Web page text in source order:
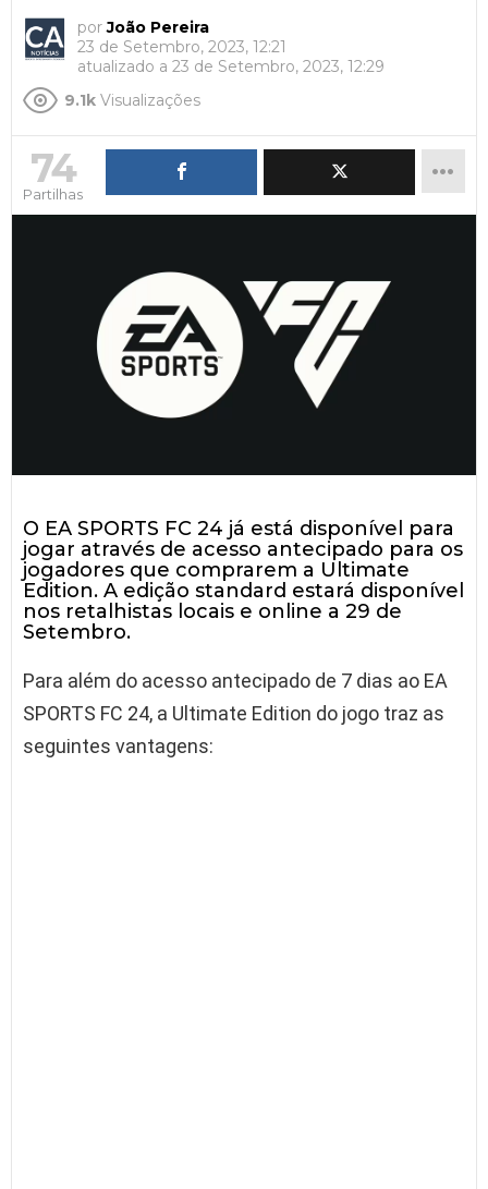
por João Pereira
23 de Setembro, 2023, 12:21
atualizado a 23 de Setembro, 2023, 12:29
9.1k Visualizações
74
Partilhas
O EA SPORTS FC 24 já está disponível para
jogar através de acesso antecipado para os
jogadores que comprarem a Ultimate
Edition. A edição standard estará disponível
nos retalhistas locais e online a 29 de
Setembro.
Para além do acesso antecipado de 7 dias ao EA
SPORTS FC 24, a Ultimate Edition do jogo traz as
seguintes vantagens: